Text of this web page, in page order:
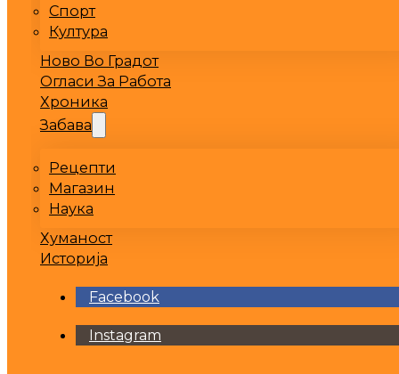
Спорт
Култура
Ново Во Градот
Огласи За Работа
Хроника
Забава
Рецепти
Магазин
Наука
Хуманост
Историја
Facebook
Instagram